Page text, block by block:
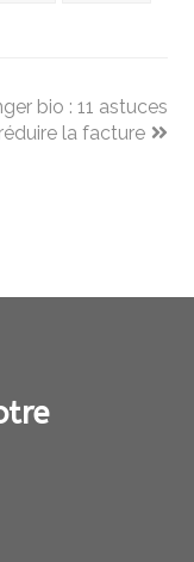
bio : 11 astuces
la facture